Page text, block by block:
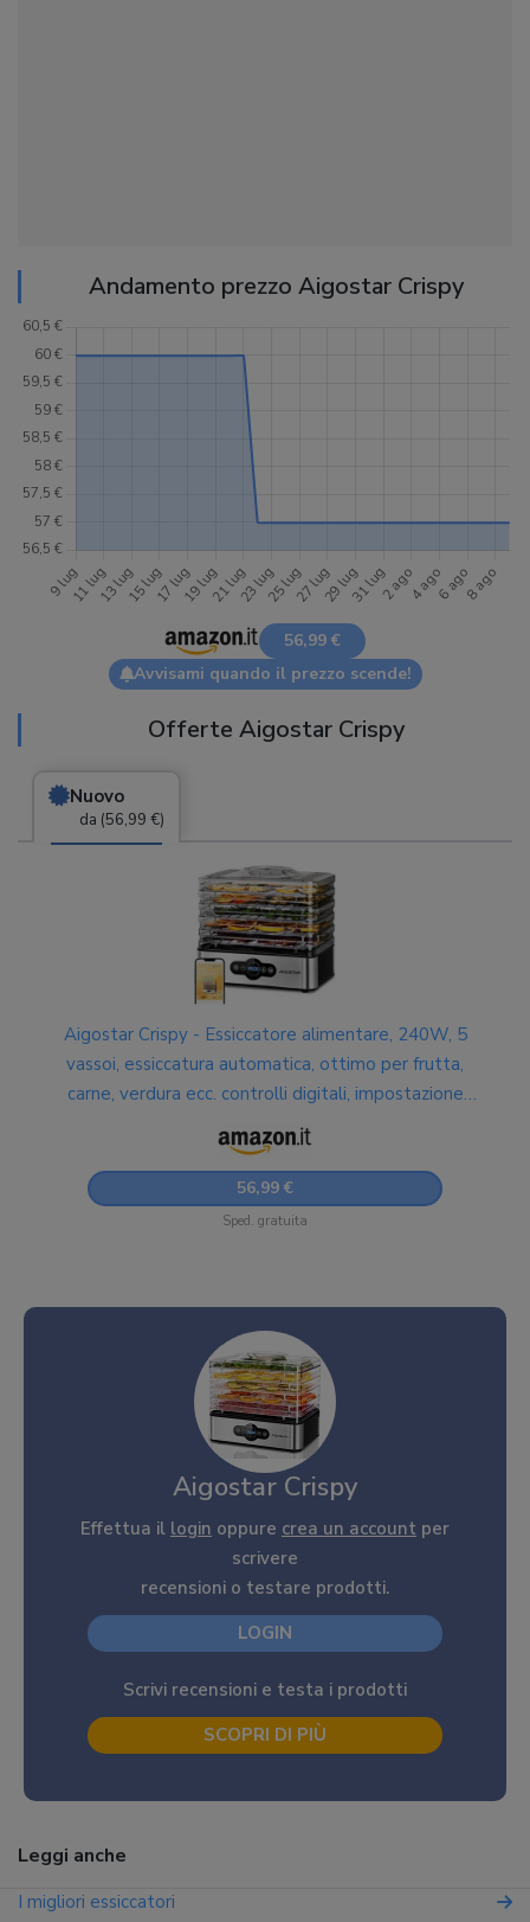
Andamento prezzo Aigostar Crispy
56,99 €
Avvisami quando il prezzo scende!
Offerte Aigostar Crispy
Nuovo
da (56,99 €)
Aigostar Crispy - Essiccatore alimentare, 240W, 5
vassoi, essiccatura automatica, ottimo per frutta,
carne, verdura ecc. controlli digitali, impostazione
manuale di tempo e temperatura. Senza BPA.
56,99 €
Sped. gratuita
Aigostar Crispy
Effettua il login oppure crea un account per
scrivere
recensioni o testare prodotti.
LOGIN
Scrivi recensioni e testa i prodotti
SCOPRI DI PIÙ
Leggi anche
I migliori essiccatori